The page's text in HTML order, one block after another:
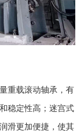
重载滚动轴承，有
稳定性高；迷宫式
滑更加便捷，使其